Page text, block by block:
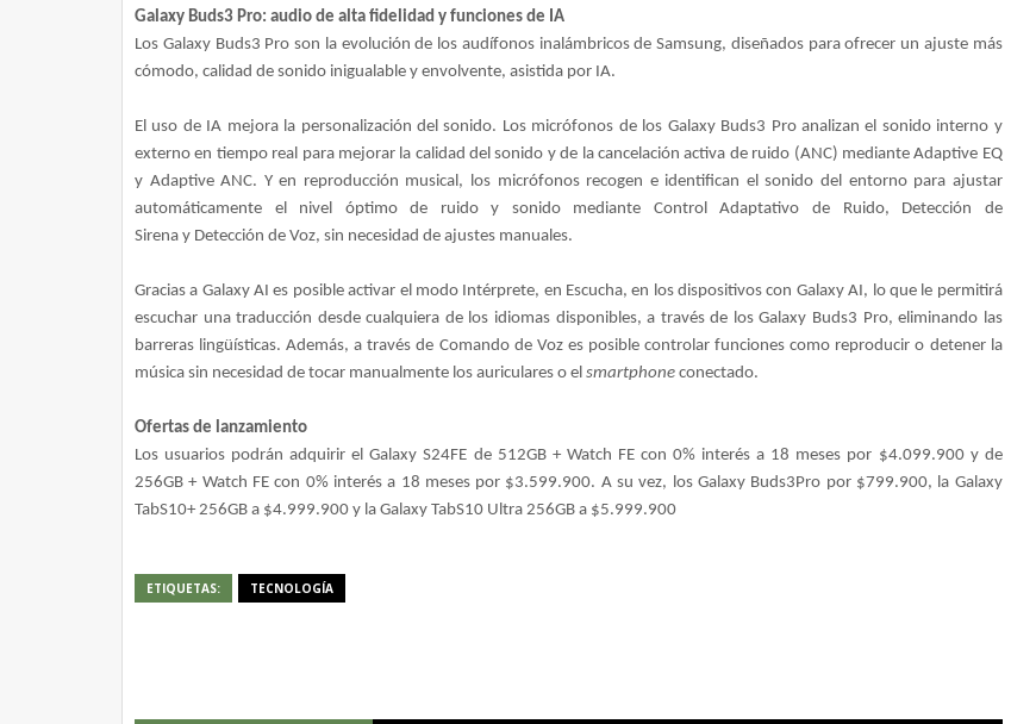
Galaxy Buds3 Pro: audio de alta fidelidad y funciones de IA
Los Galaxy Buds3 Pro son la evolución de los audífonos inalámbricos de Samsung, diseñados para ofrecer un ajuste más
cómodo, calidad de sonido inigualable y envolvente, asistida por IA.
El uso de IA mejora la personalización del sonido. Los micrófonos de los Galaxy Buds3 Pro analizan el sonido interno y
externo en tiempo real para mejorar la calidad del sonido y de la cancelación activa de ruido (ANC) mediante Adaptive EQ
y Adaptive ANC. Y en reproducción musical, los micrófonos recogen e identifican el sonido del entorno para ajustar
automáticamente el nivel óptimo de ruido y sonido mediante Control Adaptativo de Ruido, Detección de
Sirena y Detección de Voz, sin necesidad de ajustes manuales.
Gracias a Galaxy AI es posible activar el modo Intérprete, en Escucha, en los dispositivos con Galaxy AI, lo que le permitirá
escuchar una traducción desde cualquiera de los idiomas disponibles, a través de los Galaxy Buds3 Pro, eliminando las
barreras lingüísticas. Además, a través de Comando de Voz es posible controlar funciones como reproducir o detener la
música sin necesidad de tocar manualmente los auriculares o el smartphone conectado.
Ofertas de lanzamiento
Los usuarios podrán adquirir el Galaxy S24FE de 512GB + Watch FE con 0% interés a 18 meses por $4.099.900 y de
256GB + Watch FE con 0% interés a 18 meses por $3.599.900. A su vez, los Galaxy Buds3Pro por $799.900, la Galaxy
TabS10+ 256GB a $4.999.900 y la Galaxy TabS10 Ultra 256GB a $5.999.900
ETIQUETAS: TECNOLOGÍA